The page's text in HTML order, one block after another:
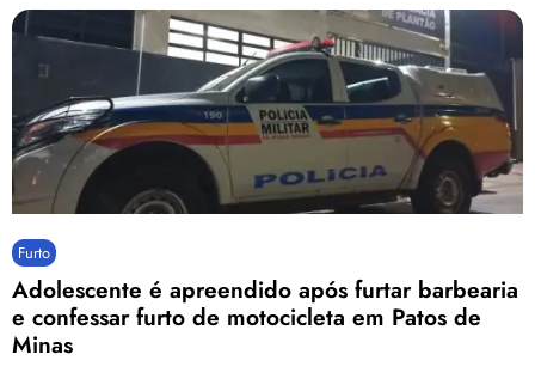
Furto
Adolescente é apreendido após furtar barbearia
e confessar furto de motocicleta em Patos de
Minas